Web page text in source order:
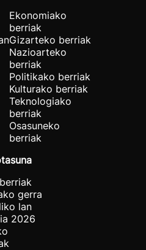
Ekonomiako
berriak
Gizarteko berriak
Nazioarteko
berriak
Politikako berriak
Kulturako berriak
Teknologiako
berriak
Osasuneko
berriak
gerra
lan
2026